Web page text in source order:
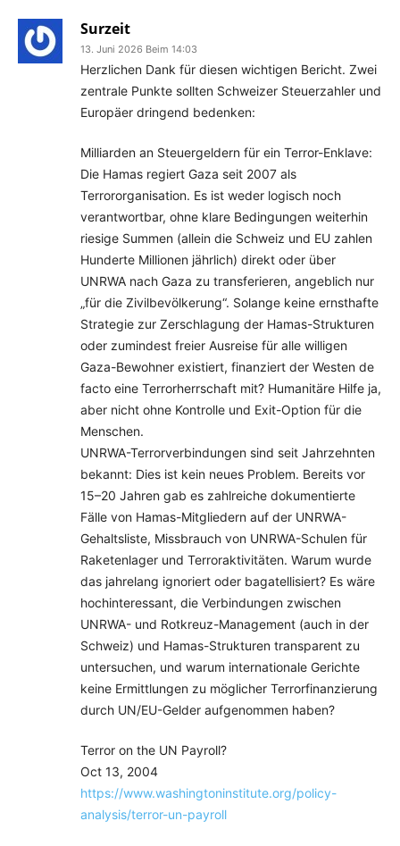
Surzeit
13. Juni 2026 Beim 14:03
Herzlichen Dank für diesen wichtigen Bericht. Zwei
zentrale Punkte sollten Schweizer Steuerzahler und
Europäer dringend bedenken:
Milliarden an Steuergeldern für ein Terror-Enklave:
Die Hamas regiert Gaza seit 2007 als
Terrororganisation. Es ist weder logisch noch
verantwortbar, ohne klare Bedingungen weiterhin
riesige Summen (allein die Schweiz und EU zahlen
Hunderte Millionen jährlich) direkt oder über
UNRWA nach Gaza zu transferieren, angeblich nur
„für die Zivilbevölkerung“. Solange keine ernsthafte
Strategie zur Zerschlagung der Hamas-Strukturen
oder zumindest freier Ausreise für alle willigen
Gaza-Bewohner existiert, finanziert der Westen de
facto eine Terrorherrschaft mit? Humanitäre Hilfe ja,
aber nicht ohne Kontrolle und Exit-Option für die
Menschen.
UNRWA-Terrorverbindungen sind seit Jahrzehnten
bekannt: Dies ist kein neues Problem. Bereits vor
15–20 Jahren gab es zahlreiche dokumentierte
Fälle von Hamas-Mitgliedern auf der UNRWA-
Gehaltsliste, Missbrauch von UNRWA-Schulen für
Raketenlager und Terroraktivitäten. Warum wurde
das jahrelang ignoriert oder bagatellisiert? Es wäre
hochinteressant, die Verbindungen zwischen
UNRWA- und Rotkreuz-Management (auch in der
Schweiz) und Hamas-Strukturen transparent zu
untersuchen, und warum internationale Gerichte
keine Ermittlungen zu möglicher Terrorfinanzierung
durch UN/EU-Gelder aufgenommen haben?
Terror on the UN Payroll?
Oct 13, 2004
https://www.washingtoninstitute.org/policy-
analysis/terror-un-payroll